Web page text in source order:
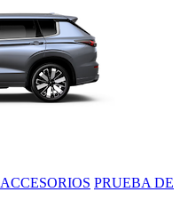
ACCESORIOS PRUEBA DE